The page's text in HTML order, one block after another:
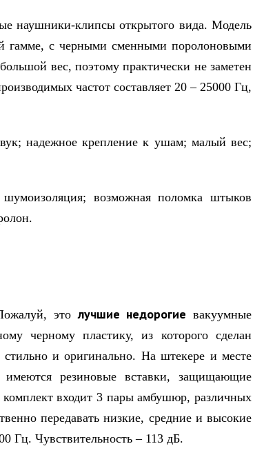
клипсы открытого вида. Модель
гамме, с черными сменными поролоновыми
вес, поэтому практически не заметен
частот составляет 20 – 25000 Гц,
надежное крепление к ушам; малый вес;
возможная поломка штыков
этолучшие недорогиевакуумные
черному пластику, из которого сделан
и оригинально. На штекере и месте
резиновые вставки, защищающие
входит 3 пары амбушюр, различных
передавать низкие, средние и высокие
Гц. Чувствительность – 113 дБ.